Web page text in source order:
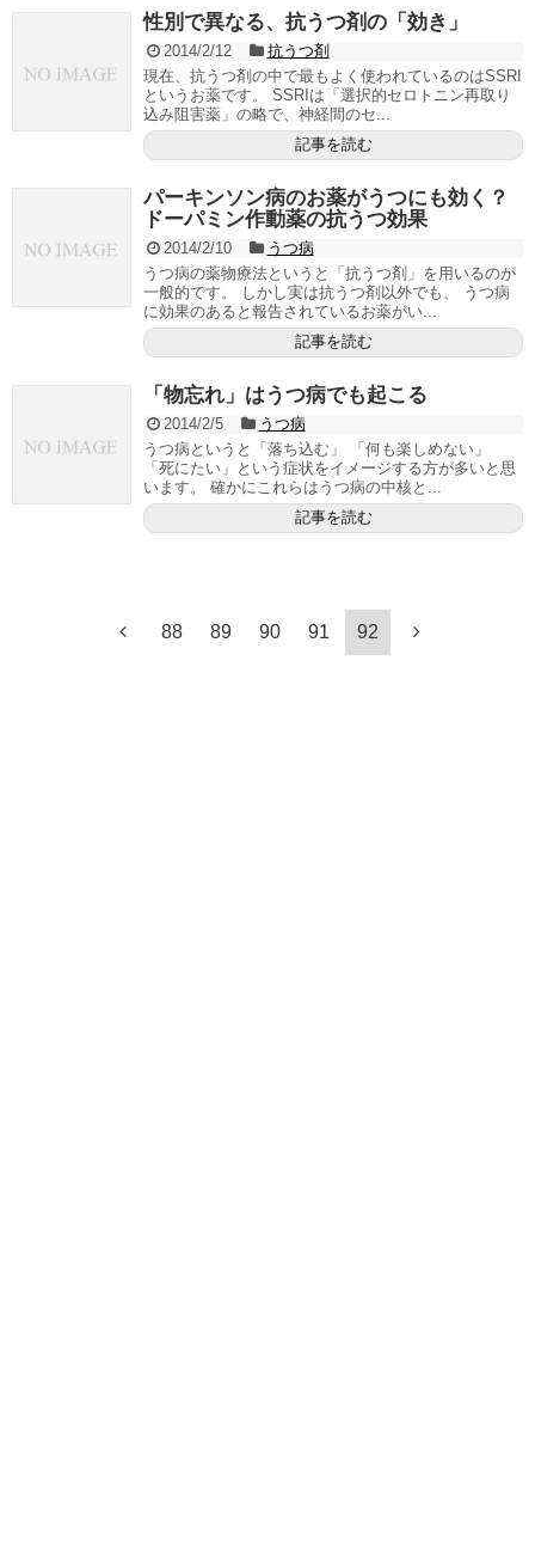
性別で異なる、抗うつ剤の「効き」
2014/2/12
抗うつ剤
現在、抗うつ剤の中で最もよく使われているのはSSRI
というお薬です。 SSRIは「選択的セロトニン再取り
込み阻害薬」の略で、神経間のセ...
記事を読む
パーキンソン病のお薬がうつにも効く？
ドーパミン作動薬の抗うつ効果
2014/2/10
うつ病
うつ病の薬物療法というと「抗うつ剤」を用いるのが
一般的です。 しかし実は抗うつ剤以外でも、 うつ病
に効果のあると報告されているお薬がい...
記事を読む
「物忘れ」はうつ病でも起こる
2014/2/5
うつ病
うつ病というと「落ち込む」 「何も楽しめない」
「死にたい」という症状をイメージする方が多いと思
います。 確かにこれらはうつ病の中核と...
記事を読む
88 89 90 91 92